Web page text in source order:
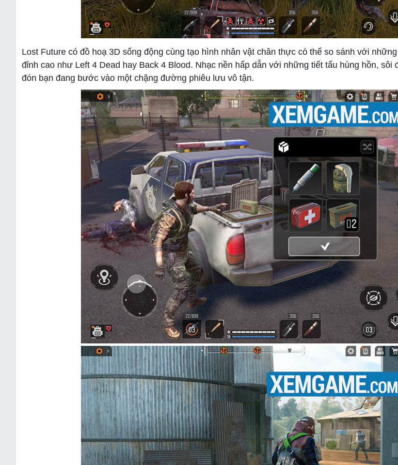
Lost Future có đồ hoạ 3D sống động cùng tạo hình nhân vật chân thực có thể so sánh với
đỉnh cao như Left 4 Dead hay Back 4 Blood. Nhạc nền hấp dẫn với những tiết tấu hùng hồn, sôi
đón bạn đang bước vào một chặng đường phiêu lưu vô tận.